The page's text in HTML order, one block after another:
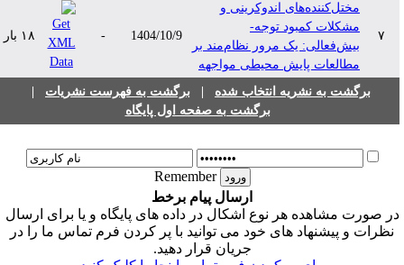
مختل‌کننده‌های اندوکرینی و
مشکلات کمبود توجه-
بیش‌فعالی: یک مرور نظام‌مند بر
مطالعات پایش محیطی مواجهه
1404/10/9 ۱۸ بار
برگشت به نشریه انتخاب شده| برگشت به فهرست نشریات|
برگشت به صفحه اول پایگاه
Remember
ارسال پیام برخط
صورت مشاهده هر نوع اشکال در داده های پایگاه و یا برای ارسال
نظرات و پیشنهاد های خود می توانید با پر کردن فرم تماس ما را در
جریان قرار دهید.